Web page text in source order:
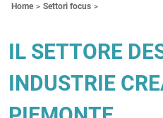
Contenuti Principali
Home Settori focus
IL SETTORE
INDUSTRIE